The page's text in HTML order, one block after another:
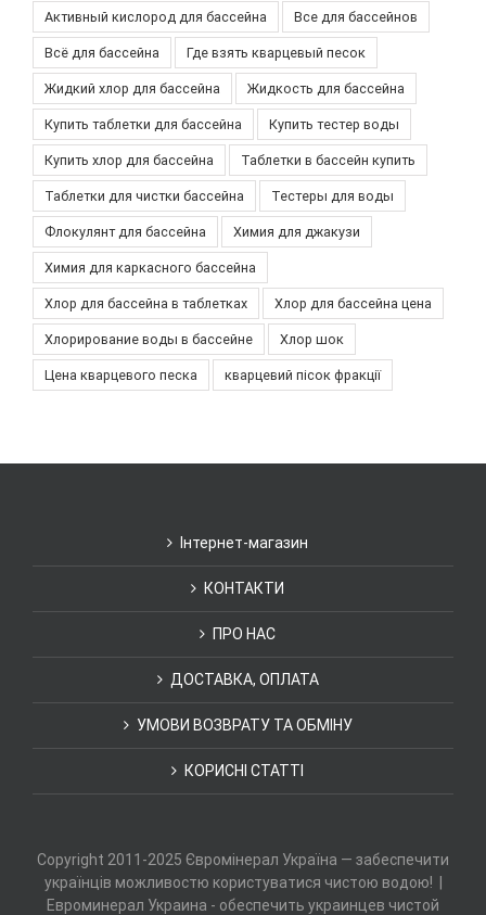
Активный кислород для бассейна Все для бассейнов
Всё для бассейна Где взять кварцевый песок
Жидкий хлор для бассейна Жидкость для бассейна
Купить таблетки для бассейна Купить тестер воды
Купить хлор для бассейна Таблетки в бассейн купить
Таблетки для чистки бассейна Тестеры для воды
Флокулянт для бассейна Химия для джакузи
Химия для каркасного бассейна
Хлор для бассейна в таблетках Хлор для бассейна цена
Хлорирование воды в бассейне Хлор шок
Цена кварцевого песка кварцевий пісок фракції
Інтернет-магазин
КОНТАКТИ
ПРО НАС
ДОСТАВКА, ОПЛАТА
УМОВИ ВОЗВРАТУ ТА ОБМІНУ
КОРИСНІ СТАТТІ
Copyright 2011-2025 Євромінерал Україна — забеспечити
українців можливостю користуватися чистою водою! |
Евроминерал Украина - обеспечить украинцев чистой